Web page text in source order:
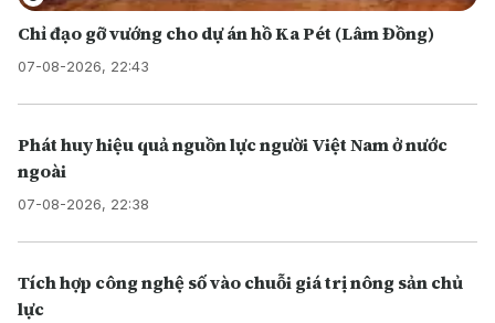
Chỉ đạo gỡ vướng cho dự án hồ Ka Pét (Lâm Đồng)
07-08-2026, 22:43
Phát huy hiệu quả nguồn lực người Việt Nam ở nước
ngoài
07-08-2026, 22:38
Tích hợp công nghệ số vào chuỗi giá trị nông sản chủ
lực